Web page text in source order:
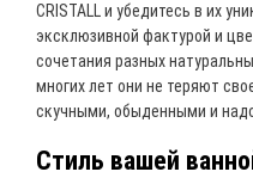
CRISTALL и убедитесь в их
эксклюзивной фактурой и
сочетания разных
многих лет они не теряют
скучными, обыденными и
Стиль вашей